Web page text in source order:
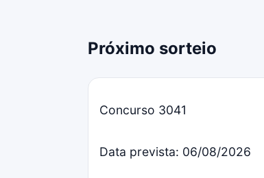
Próximo sorteio
Concurso 3041
Data prevista: 06/08/2026